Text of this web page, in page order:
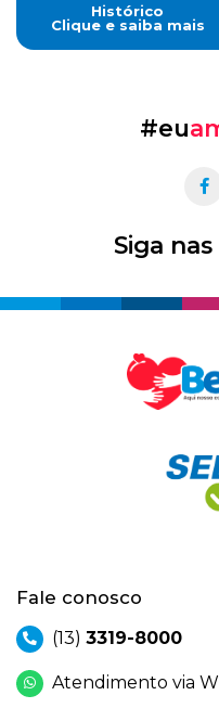
Histórico
Clique e saiba mais
#eu
Siga
Fale conosco
(13) 3319-8000
Atendimento via